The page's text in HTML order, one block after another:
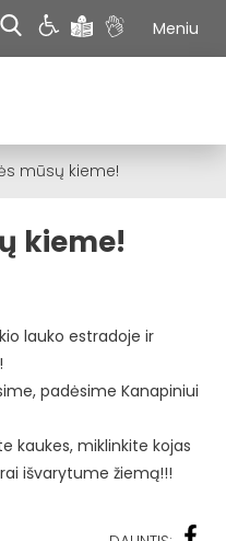
Meniu
mūsų kieme!
kieme!
lauko estradoje ir
padėsime Kanapiniui
kaukes, miklinkite kojas
išvarytume žiemą!!!